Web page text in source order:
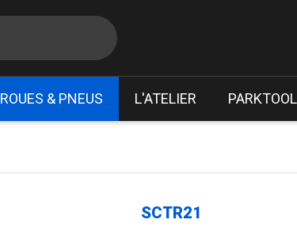
ROUES & PNEUS L'ATELIER PARKTOOL
SCTR21